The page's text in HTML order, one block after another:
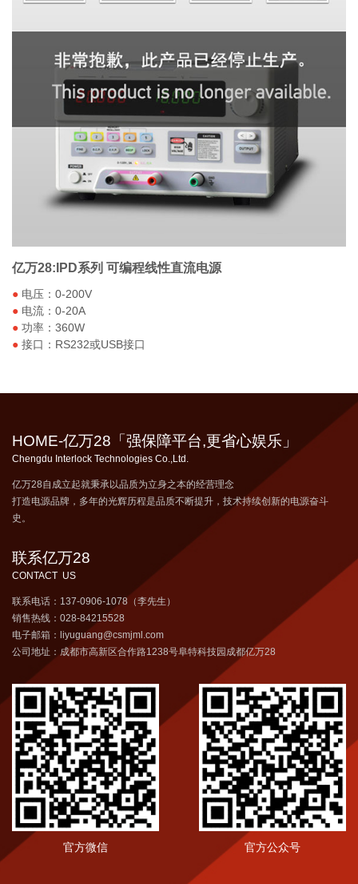
IPD系列 可编程线性直流电源
亿万28:IPD系列 可编程线性直流电源
● 电压：0-200V
● 电流：0-20A
● 功率：360W
● 接口：RS232或USB接口
HOME-亿万28「强保障平台,更省心娱乐」
Chengdu Interlock Technologies Co.,Ltd.
亿万28自成立起就秉承以品质为立身之本的经营理念
打造电源品牌，多年的光辉历程是品质不断提升，技术持续创新的电源奋斗
史。
联系亿万28
CONTACT US
联系电话：137-0906-1078（李先生）
销售热线：028-84215528
电子邮箱：liyuguang@csmjml.com
公司地址：成都市高新区合作路1238号阜特科技园成都亿万28
官方微信 官方公众号